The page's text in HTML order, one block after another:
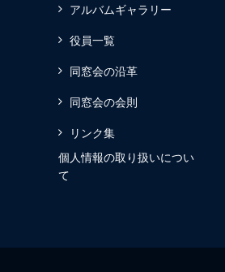
アルバムギャラリー
役員一覧
同窓会の沿革
同窓会の会則
リンク集
個人情報の取り扱いについ
て